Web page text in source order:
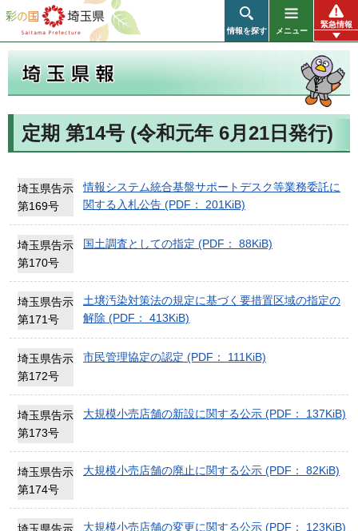
彩の国 埼玉県
情報を探す メニュー
緊急情報
定期 第14号 (令和元年 6月21日発行)
埼玉県告示
第169号
情報システム統合基盤サポートデスク等業務委託に
関する入札公告 (PDF： 201KiB)
埼玉県告示
第170号
国土調査としての指定 (PDF： 88KiB)
埼玉県告示
第171号
土壌汚染対策法の規定に基づく要措置区域の指定の
解除 (PDF： 413KiB)
埼玉県告示
第172号
市民管理協定の認定 (PDF： 111KiB)
埼玉県告示
第173号
大規模小売店舗の新設に関する公示 (PDF： 137KiB)
埼玉県告示
第174号
大規模小売店舗の廃止に関する公示 (PDF： 82KiB)
埼玉県告示
大規模小売店舗の変更に関する公示 (PDF： 123KiB)